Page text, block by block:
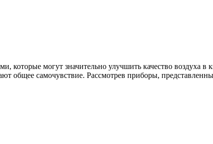
которые могут значительно улучшить качество воздуха в
общее самочувствие. Рассмотрев приборы,